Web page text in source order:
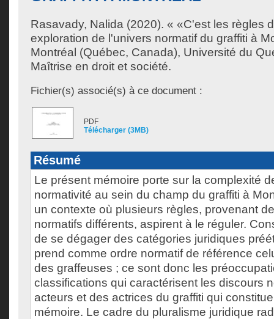
Rasavady, Nalida (2020). « «C'est les règles
exploration de l'univers normatif du graffiti à
Montréal (Québec, Canada), Université du
Maîtrise en droit et société.
Fichier(s) associé(s) à ce document :
PDF
Télécharger (3MB)
Résumé
Le présent mémoire porte sur la complexité
normativité au sein du champ du graffiti à
un contexte où plusieurs règles, provenant
normatifs différents, aspirent à le réguler.
de se dégager des catégories juridiques
prend comme ordre normatif de référence
des graffeuses ; ce sont donc les
classifications qui caractérisent les discours
acteurs et des actrices du graffiti qui
mémoire. Le cadre du pluralisme juridique